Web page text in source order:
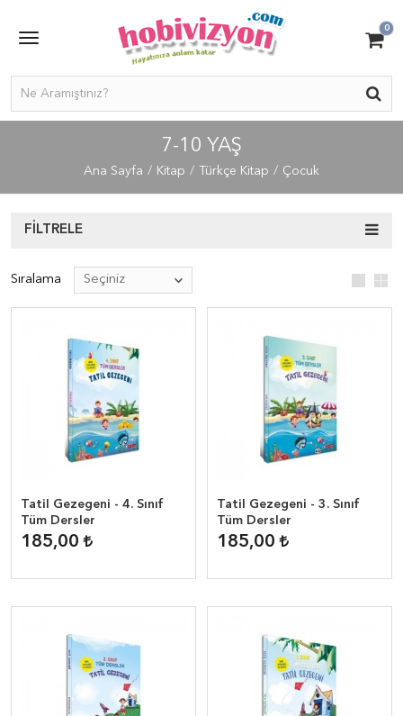
0
7-10 YAŞ
Ana Sayfa Kitap Türkçe Kitap Çocuk
FILTRELE
Sıralama
Tatil Gezegeni - 4. Sınıf
Tüm Dersler
185,00
Tatil Gezegeni - 3. Sınıf
Tüm Dersler
185,00